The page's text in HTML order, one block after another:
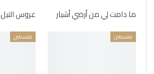
ما دامت لي من أرضي أشبار عروس النيل
فلسطين فلسطين